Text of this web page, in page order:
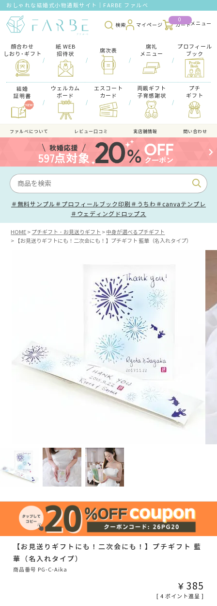
おしゃれな結婚式小物通販サイト｜FARBE ファルベ
検索 マイページ
0
カート
顔合わせ
しおり･ギフト
/
紙 WEB
招待状
/
席次表
/
席礼
メニュー
/
プロフィール
ブック
結婚
証明書
/
ウェルカム
ボード
/
エスコート
カード
/
両親ギフト
子育感謝状
/
プチ
ギフト
ファルべについて レビュー口コミ 実店舗情報 問い合わせ
＃無料サンプル ＃プロフィールブック印刷 ＃うちわ ＃canvaテンプレ
＃ウェディングドロップス
HOME プチギフト・お見送りギフト
中身が選べるプチギフト
【お見送りギフトにも！二次会にも！】プチギフト 藍華（名入れタイプ）
【お見送りギフトにも！二次会にも！】プチギフト 藍
華（名入れタイプ）
商品番号 PG-C-Aika
¥ 385
[ 4 ポイント進呈 ]